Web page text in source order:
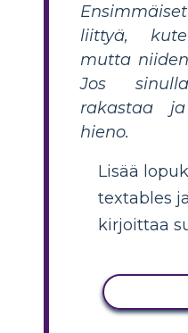
liittyä,
mutta
Jos
rakastaa
hieno.
Lisää
textables
kirjoittaa